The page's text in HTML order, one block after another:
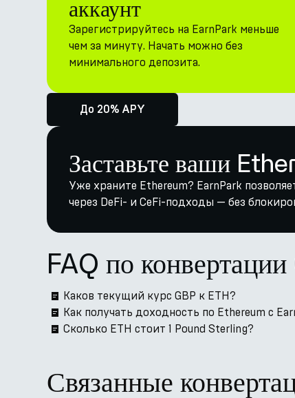
аккаунт
Зарегистрируйтесь на EarnPark меньше
чем за минуту. Начать можно без
минимального депозита.
До 20% APY
Заставьте ваши
Уже храните Ethereum? EarnPark
через DeFi- и CeFi-подходы — без
FAQ по
Каков текущий курс GBP к ETH?
Как получать доходность по Ethereum с
Сколько ETH стоит 1 Pound Sterling?
Связанные